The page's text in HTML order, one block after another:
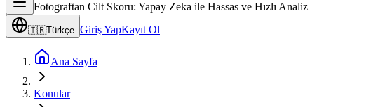
Fotograftan Cilt Skoru: Yapay Zeka ile Hassas ve Hızlı Analiz
🇹🇷Türkçe Giriş YapKayıt Ol
Ana Sayfa
Konular